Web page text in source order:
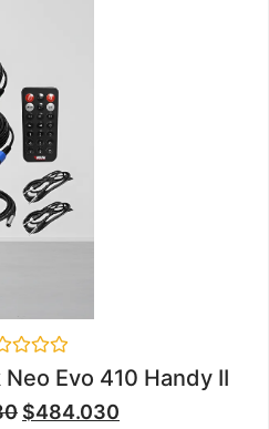
Evo 410 Handy II
$484.030